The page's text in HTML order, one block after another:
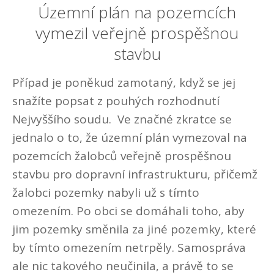
Územní plán na pozemcích
vymezil veřejně prospěšnou
stavbu
Případ je poněkud zamotaný, když se jej
snažíte popsat z pouhých rozhodnutí
Nejvyššího soudu. Ve značné zkratce se
jednalo o to, že územní plán vymezoval na
pozemcích žalobců veřejně prospěšnou
stavbu pro dopravní infrastrukturu, přičemž
žalobci pozemky nabyli už s tímto
omezením. Po obci se domáhali toho, aby
jim pozemky směnila za jiné pozemky, které
by tímto omezením netrpěly. Samospráva
ale nic takového neučinila, a právě to se